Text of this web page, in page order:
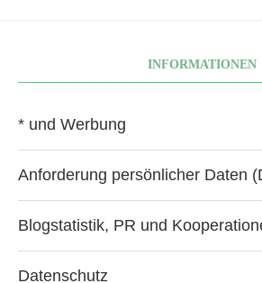
INFORMATIONEN
* und Werbung
Anforderung persönlicher Daten
Blogstatistik, PR und
Datenschutz